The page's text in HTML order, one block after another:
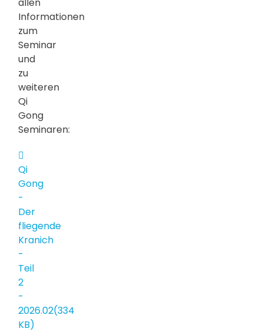
Informationen
zum
Seminar
und
zu
weiteren
Qi
Gong
Seminaren:
pdf
Qi
Gong
-
Der
fliegende
Kranich
-
Teil
2
-
2026.02(334
KB)